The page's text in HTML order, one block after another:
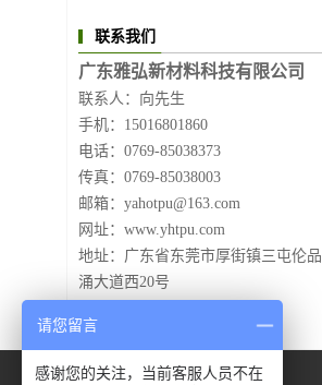
联系我们
广东雅弘新材料科技有限公司
联系人：向先生
手机：15016801860
电话：0769-85038373
传真：0769-85038003
邮箱：yahotpu@163.com
网址：www.yhtpu.com
地址：广东省东莞市厚街镇三屯伦品
涌大道西20号
请您留言
感谢您的关注，当前客服人员不在